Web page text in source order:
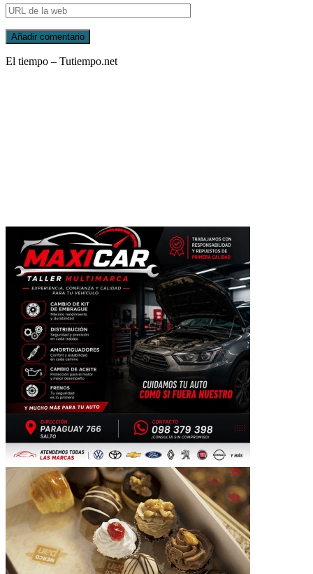
El tiempo – Tutiempo.net